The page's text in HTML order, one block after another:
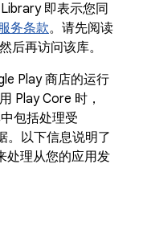
即表示您同
务条款。请先阅读
后再访问该库。
Play 商店的运行
Play Core 时，
包括处理受
。以下信息说明了
处理从您的应用发